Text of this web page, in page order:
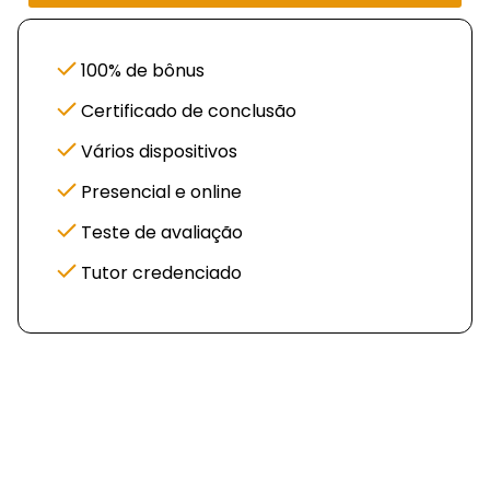
100% de bônus
Certificado de conclusão
Vários dispositivos
Presencial e online
Teste de avaliação
Tutor credenciado